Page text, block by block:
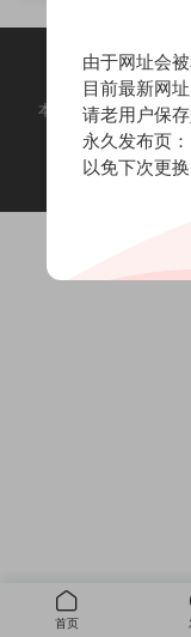
本站为摄影写真图片网
首页
由于网址会
目前最新网址
请老用户保
永久发布页：
以免下次更